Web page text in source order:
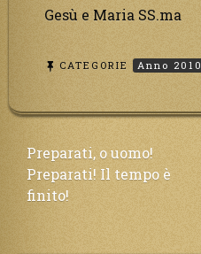
Gesù e Maria SS.ma
CATEGORIE Anno 2010
Navigazione
articoli
Preparati, o uomo!
Preparati! Il tempo è
finito!